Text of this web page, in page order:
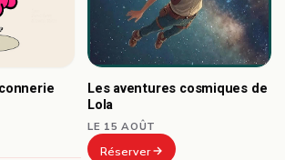
Les aventures cosmiques de
Lola
LE 15 AOÛT
Réserver